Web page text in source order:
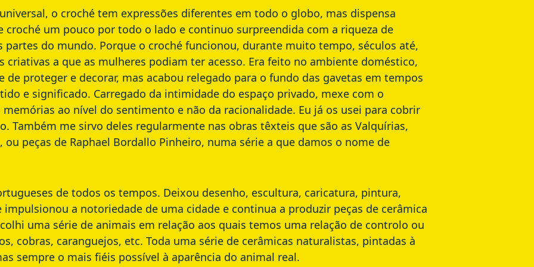
o croché tem expressões diferentes em todo o globo, mas dispensa
croché um pouco por todo o lado e continuo surpreendida com a riqueza de
partes do mundo. Porque o croché funcionou, durante muito tempo, séculos até,
criativas a que as mulheres podiam ter acesso. Era feito no ambiente doméstico,
proteger e decorar, mas acabou relegado para o fundo das gavetas em tempos
e significado. Carregado da intimidade do espaço privado, mexe com o
ao nível do sentimento e não da racionalidade. Eu já os usei para cobrir
Também me sirvo deles regularmente nas obras têxteis que são as Valquírias,
peças de Raphael Bordallo Pinheiro, numa série a que damos o nome de
de todos os tempos. Deixou desenho, escultura, caricatura, pintura,
a notoriedade de uma cidade e continua a produzir peças de cerâmica
uma série de animais em relação aos quais temos uma relação de controlo ou
cobras, caranguejos, etc. Toda uma série de cerâmicas naturalistas, pintadas à
sempre o mais fiéis possível à aparência do animal real.